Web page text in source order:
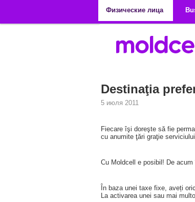
Физические лица
Destinaţia
5 июля 2011
Fiecare îşi doreşte să fie
cu anumite ţări graţie
Cu Moldcell e posibil! De
În baza unei taxe fixe, aveți
La activarea unei sau mai